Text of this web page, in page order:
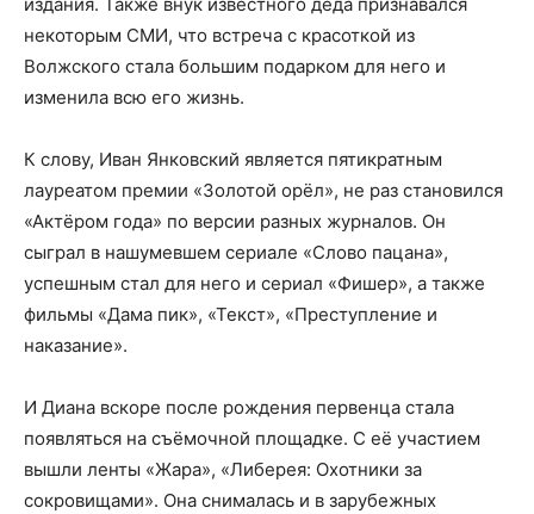
некоторым СМИ, что встреча с красоткой из
Волжского стала большим подарком для него и
изменила всю его жизнь.
К слову, Иван Янковский является пятикратным
лауреатом премии «Золотой орёл», не раз становился
«Актёром года» по версии разных журналов. Он
сыграл в нашумевшем сериале «Слово пацана»,
успешным стал для него и сериал «Фишер», а также
фильмы «Дама пик», «Текст», «Преступление и
наказание».
И Диана вскоре после рождения первенца стала
появляться на съёмочной площадке. С её участием
вышли ленты «Жара», «Либерея: Охотники за
сокровищами». Она снималась и в зарубежных